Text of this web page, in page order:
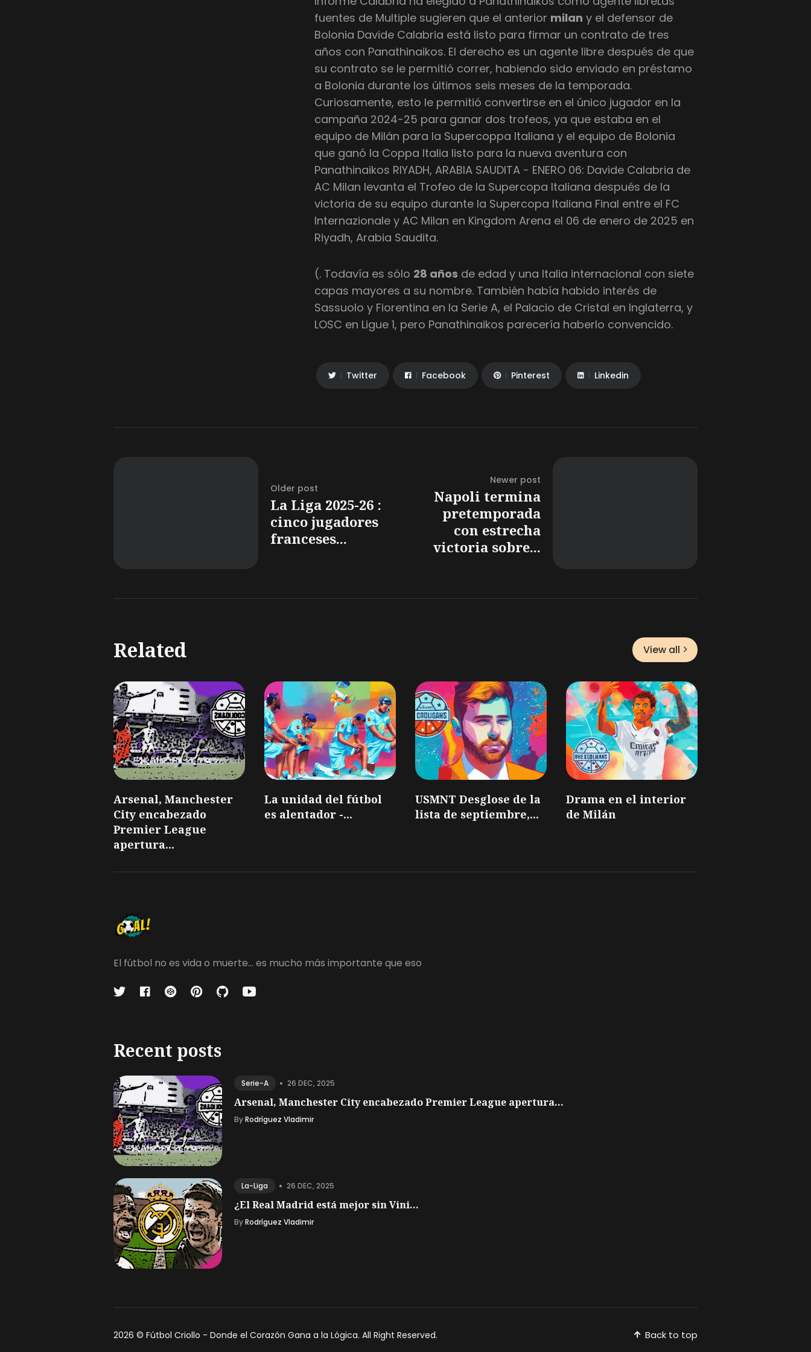
fuentes de Multiple sugieren que el anterior milan y el defensor de
Bolonia Davide Calabria está listo para firmar un contrato de tres
años con Panathinaikos. El derecho es un agente libre después de que
su contrato se le permitió correr, habiendo sido enviado en préstamo
a Bolonia durante los últimos seis meses de la temporada.
Curiosamente, esto le permitió convertirse en el único jugador en la
campaña 2024-25 para ganar dos trofeos, ya que estaba en el
equipo de Milán para la Supercoppa Italiana y el equipo de Bolonia
que ganó la Coppa Italia listo para la nueva aventura con
Panathinaikos RIYADH, ARABIA SAUDITA - ENERO 06: Davide Calabria de
AC Milan levanta el Trofeo de la Supercopa Italiana después de la
victoria de su equipo durante la Supercopa Italiana Final entre el FC
Internazionale y AC Milan en Kingdom Arena el 06 de enero de 2025 en
Riyadh, Arabia Saudita.
(. Todavía es sólo 28 años de edad y una Italia internacional con siete
capas mayores a su nombre. También había habido interés de
Sassuolo y Fiorentina en la Serie A, el Palacio de Cristal en Inglaterra, y
LOSC en Ligue 1, pero Panathinaikos parecería haberlo convencido.
Twitter Facebook Pinterest Linkedin
Older post
La Liga 2025-26 :
cinco jugadores
franceses...
Newer post
Napoli termina
pretemporada
con estrecha
victoria sobre...
Related View all
Arsenal, Manchester
City encabezado
Premier League
apertura...
La unidad del fútbol
es alentador -...
USMNT Desglose de la
lista de septiembre,...
Drama en el interior
de Milán
El fútbol no es vida o muerte... es mucho más importante que eso
Recent posts
Serie-A • 26 DEC, 2025
Arsenal, Manchester City encabezado Premier League apertura...
ByRodríguez Vladimir
La-Liga • 26 DEC, 2025
¿El Real Madrid está mejor sin Vini...
ByRodríguez Vladimir
2026 © Fútbol Criollo - Donde el Corazón Gana a la Lógica. All Right Reserved. Back to top